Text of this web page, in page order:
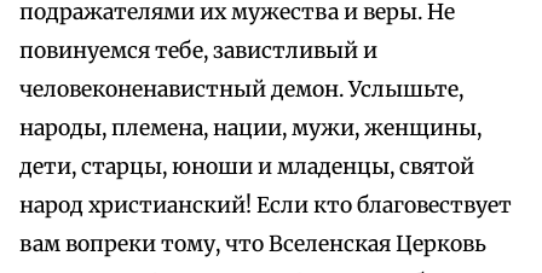
подражателями их мужества и веры. Не
повинуемся тебе, завистливый и
человеконенавистный демон. Услышьте,
народы, племена, нации, мужи, женщины,
дети, старцы, юноши и младенцы, святой
народ христианский! Если кто благовествует
вам вопреки тому, что Вселенская Церковь